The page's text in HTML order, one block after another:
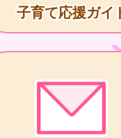
子育て応援ガイ